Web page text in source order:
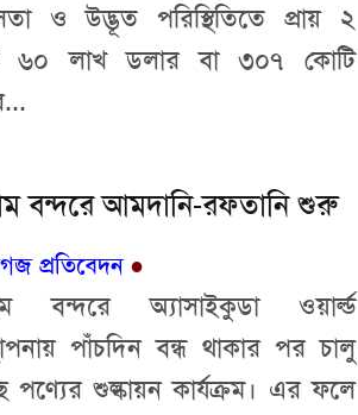
ও উদ্ভূত পরিস্থিতিতে প্রায় ২
৬০ লাখ ডলার বা ৩০৭ কোটি
বন্দরে আমদানি-রফতানি শুরু
প্রতিবেদন ●
বন্দরে অ্যাসাইকুডা ওয়ার্ল্ড
পাঁচদিন বন্ধ থাকার পর চালু
পণ্যের শুল্কায়ন কার্যক্রম। এর ফলে